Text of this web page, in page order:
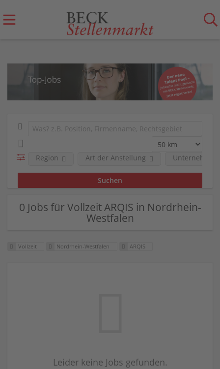
Region Art der Anstellung Unternehmen
0 Jobs für Vollzeit ARQIS in Nordrhein-
Westfalen
Vollzeit Nordrhein-Westfalen ARQIS
Leider keine Jobs gefunden.